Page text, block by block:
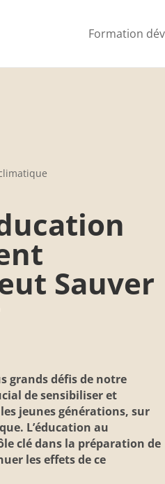
Formation
Sauver
grands défis de notre
de sensibiliser et
jeunes générations, sur
L’éducation au
clé dans la préparation de
les effets de ce